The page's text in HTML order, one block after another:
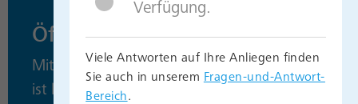
Öffentliche Ladestationen
Mit dem E-Auto unterwegs und der Akku
ist leer? Tanken Sie auf, bei unseren
Verfügung.
Viele Antworten auf Ihre Anliegen finden
Sie auch in unserem Fragen-und-Antwort-
Bereich.